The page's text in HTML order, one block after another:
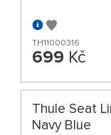
TH11000316
699 Kč
Thule Seat
Navy Blue